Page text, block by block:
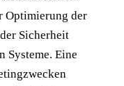
Optimierung der
Sicherheit
Systeme. Eine